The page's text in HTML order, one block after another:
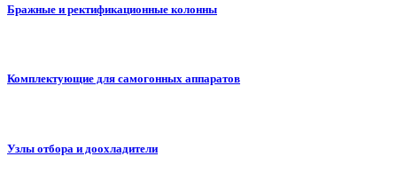
Бражные и ректификационные колонны
Комплектующие для самогонных аппаратов
Узлы отбора и доохладители